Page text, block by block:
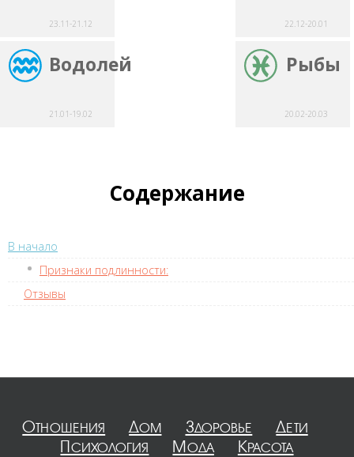
23.11-21.12 22.12-20.01
Водолей
21.01-19.02
Рыбы
20.02-20.03
Содержание
В начало
Признаки подлинности:
Отзывы
Отношения Дом Здоровье
Дети
Психология
Мода Красота